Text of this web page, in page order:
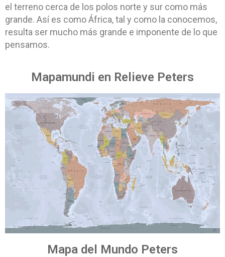
el terreno cerca de los polos norte y sur como más
grande. Así es como África, tal y como la conocemos,
resulta ser mucho más grande e imponente de lo que
pensamos.
Mapamundi en Relieve Peters
Mapa del Mundo Peters